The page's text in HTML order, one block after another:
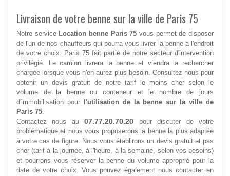
Livraison de votre benne sur la ville de Paris 75
Notre service Location benne Paris 75 vous permet de disposer
de l'un de nos chauffeurs qui pourra vous livrer la benne à l'endroit
de votre choix. Paris 75 fait partie de notre secteur d'intervention
privilégié. Le camion livrera la benne et viendra la rechercher
chargée lorsque vous n'en aurez plus besoin. Consultez nous pour
obtenir un devis gratuit de notre tarif le moins cher selon le
volume de la benne ou conteneur et le nombre de jours
d'immobilisation pour
l'utilisation de la benne sur la ville de
Paris 75.
Contactez nous au07.77.20.70.20 pour discuter de votre
problématique et nous vous proposerons la benne la plus adaptée
à votre cas de figure. Nous vous établirons un devis gratuit et pas
cher (tarif à la journée, à l'heure, à la semaine, selon vos besoins)
et pourrons vous réserver la benne du volume approprié pour la
date de votre choix. Vous pouvez également nous contacter en